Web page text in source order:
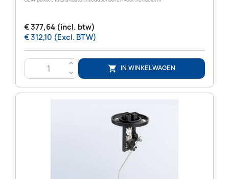
€ 377,64 (incl. btw)
€ 312,10 (Excl. BTW)
>
<
 IN WINKELWAGEN